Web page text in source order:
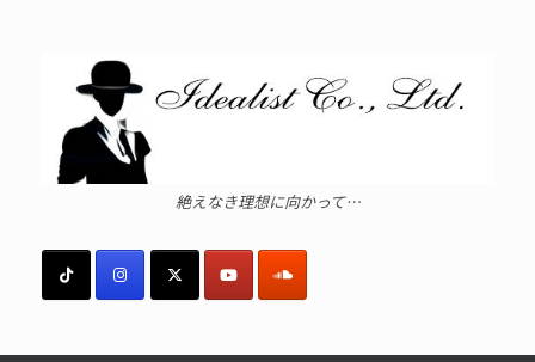
絶えなき理想に向かって…